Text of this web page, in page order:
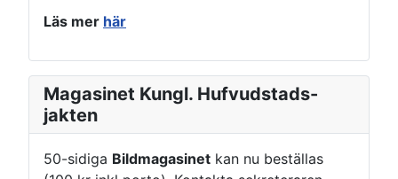
Läs mer här
Magasinet Kungl. Hufvudstads-
jakten
50-sidiga Bildmagasinet kan nu beställas